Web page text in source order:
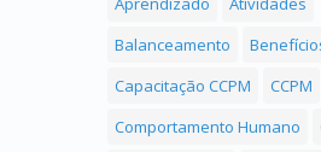
Balanceamento
Capacitação CCPM
CCPM
Comportamento Humano